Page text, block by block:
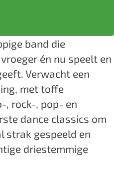
band die
én nu speelt en
Verwacht een
met toffe
, rock-, pop- en
dance classics om
strak gespeeld en
driestemmige